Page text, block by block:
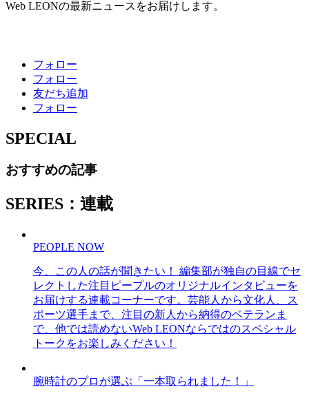
Web LEONの最新ニュースをお届けします。
フォロー
フォロー
友だち追加
フォロー
SPECIAL
おすすめの記事
SERIES：連載
PEOPLE NOW
今、この人の話が聞きたい！ 編集部が独自の目線でセ
レクトした注目ピープルのオリジナルインタビューを
お届けする連載コーナーです。芸能人から文化人、ス
ポーツ選手まで、注目の新人から納得のベテランま
で、他では読めないWeb LEONならではのスペシャル
トークをお楽しみください！
腕時計のプロが選ぶ「一本取られました！」